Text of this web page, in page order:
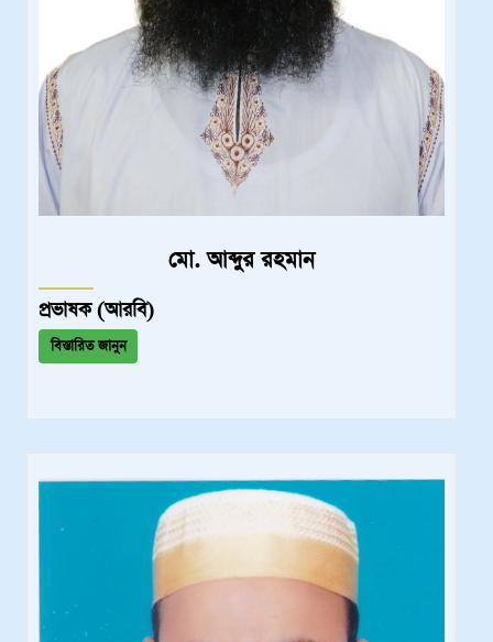
মো. আব্দুর রহমান
প্রভাষক (আরবি)
বিস্তারিত জানুন